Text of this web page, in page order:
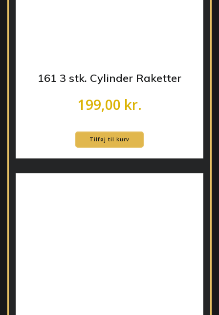
161 3 stk. Cylinder Raketter
199,00 kr.
Tilføj til kurv